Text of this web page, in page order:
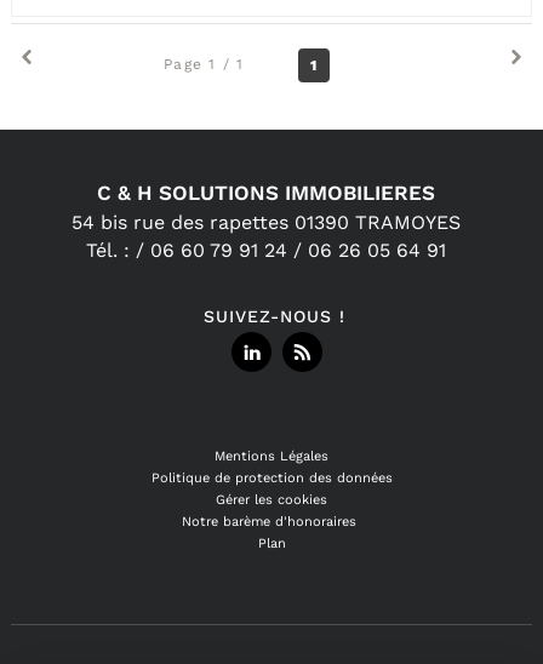
Page 1 / 1 1
C & H SOLUTIONS IMMOBILIERES
54 bis rue des rapettes 01390 TRAMOYES
Tél. : / 06 60 79 91 24 / 06 26 05 64 91
SUIVEZ-NOUS !
Mentions Légales
Politique de protection des données
Gérer les cookies
Notre barème d'honoraires
Plan